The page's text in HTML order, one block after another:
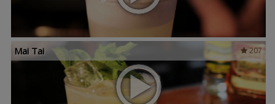
207
Mai Tai